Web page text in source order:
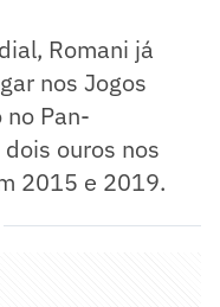
Romani já
nos Jogos
no Pan-
ouros nos
2015 e 2019.